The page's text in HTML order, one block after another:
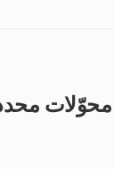
محوّلات